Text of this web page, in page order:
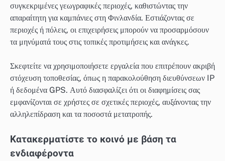
συγκεκριμένες γεωγραφικές περιοχές, καθιστώντας την
απαραίτητη για καμπάνιες στη Φινλανδία. Εστιάζοντας σε
περιοχές ή πόλεις, οι επιχειρήσεις μπορούν να προσαρμόσουν
τα μηνύματά τους στις τοπικές προτιμήσεις και ανάγκες.
Σκεφτείτε να χρησιμοποιήσετε εργαλεία που επιτρέπουν ακριβή
στόχευση τοποθεσίας, όπως η παρακολούθηση διευθύνσεων IP
ή δεδομένα GPS. Αυτό διασφαλίζει ότι οι διαφημίσεις σας
εμφανίζονται σε χρήστες σε σχετικές περιοχές, αυξάνοντας την
αλληλεπίδραση και τα ποσοστά μετατροπής.
Κατακερματίστε το κοινό με βάση τα
ενδιαφέροντα